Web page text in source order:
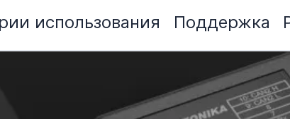
использования Поддержка